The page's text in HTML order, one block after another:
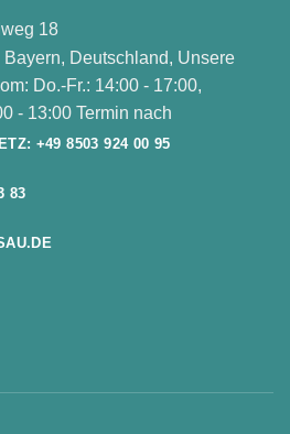
18
Deutschland, Unsere
Do.-Fr.: 14:00 - 17:00,
- 13:00 Termin nach
+49 8503 924 00 95
83